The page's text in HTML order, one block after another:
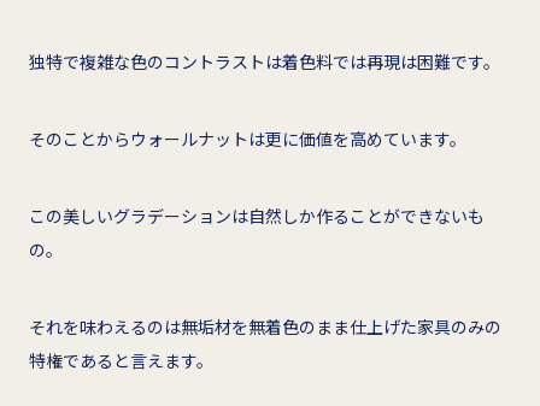
独特で複雑な色のコントラストは着色料では再現は困難です。
そのことからウォールナットは更に価値を高めています。
この美しいグラデーションは自然しか作ることができないも
の。
それを味わえるのは無垢材を無着色のまま仕上げた家具のみの
特権であると言えます。